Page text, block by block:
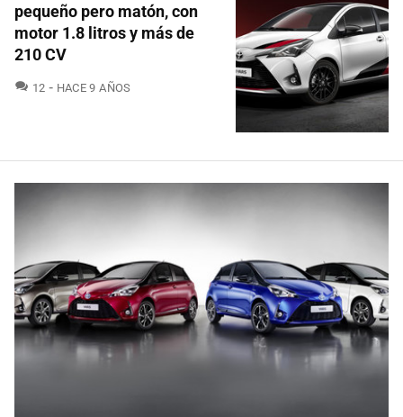
pequeño pero matón, con
motor 1.8 litros y más de
210 CV
12 COMENTARIOS
HACE 9 AÑOS